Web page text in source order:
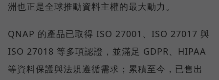
洲也正是全球推動資料主權的最大動力。
QNAP 的產品已取得 ISO 27001、ISO 27017 與
ISO 27018 等多項認證，並滿足 GDPR、HIPAA
等資料保護與法規遵循需求；累積至今，已售出